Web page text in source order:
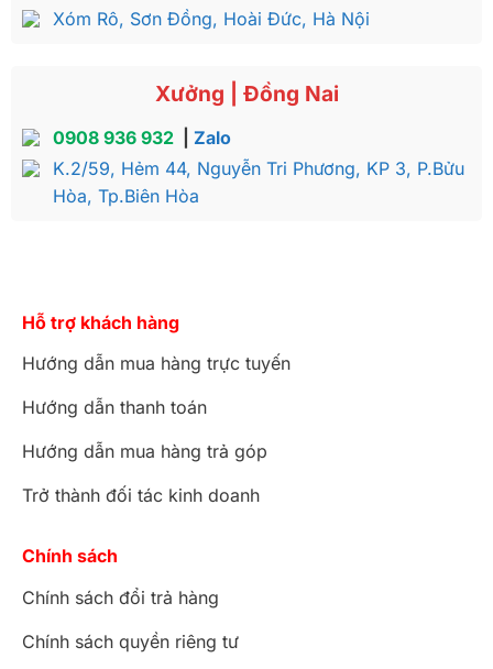
Xóm Rô, Sơn Đồng, Hoài Đức, Hà Nội
Xưởng | Đồng Nai
0908 936 932
Zalo
K.2/59, Hẻm 44, Nguyễn Tri Phương, KP 3, P.Bửu
Hòa, Tp.Biên Hòa
Hỗ trợ khách hàng
Hướng dẫn mua hàng trực tuyến
Hướng dẫn thanh toán
Hướng dẫn mua hàng trả góp
Trở thành đối tác kinh doanh
Chính sách
Chính sách đổi trả hàng
Chính sách quyền riêng tư